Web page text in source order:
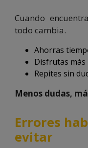
Cuando
todo cambia.
Ahorras
Disfrutas más
Repites sin
Menos dudas,
Errores
evitar